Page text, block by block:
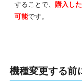
することで、 購入し
可能です。
機種変更する前